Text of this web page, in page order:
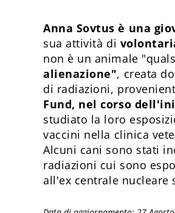
Anna Sovtus è una
sua attività di
non è un animale
alienazione", creata
di radiazioni,
Fund, nel corso
studiato la loro
vaccini nella clinica
Alcuni cani sono stati
radiazioni cui sono
all'ex centrale nucleare